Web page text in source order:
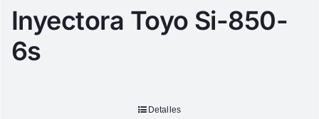
Inyectora Toyo Si-850-
6s
Detalles